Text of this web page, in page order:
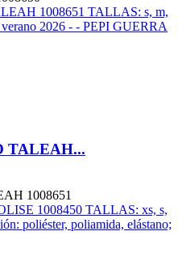
TALEAH...
1008651